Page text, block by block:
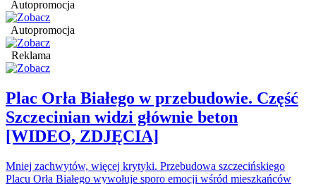
Autopromocja
Autopromocja
Reklama
Plac Orła Białego w przebudowie. Część
Szczecinian widzi głównie beton
[WIDEO, ZDJĘCIA]
Mniej zachwytów, więcej krytyki. Przebudowa szczecińskiego
Placu Orła Białego wywołuje sporo emocji wśród mieszkańców